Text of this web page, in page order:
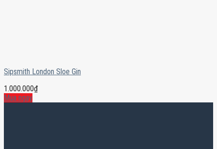
Sipsmith London Sloe Gin
1.000.000₫
Mua ngay